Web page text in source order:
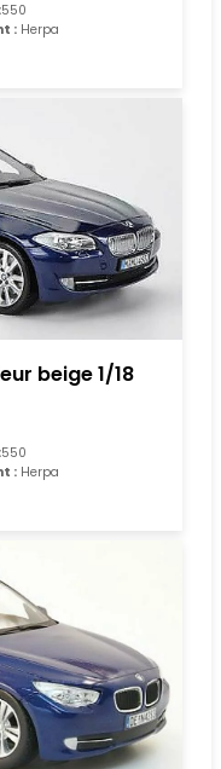
550
: Herpa
beige 1/18
550
: Herpa